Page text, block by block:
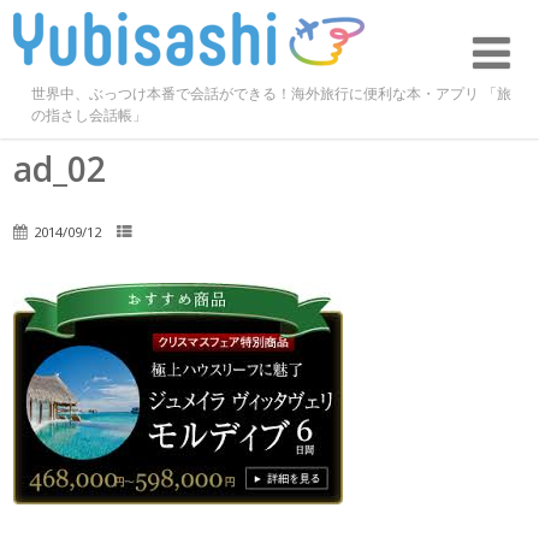
世界中、ぶっつけ本番で会話ができる！海外旅行に便利な本・アプリ 「旅
の指さし会話帳」
ad_02
2014/09/12